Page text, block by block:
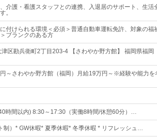
介護・看護スタッフとの連携、入退居のサポート、生活
。
付けられる環境＜必須＞普通自動車運転免許、対象の福
ブランクのある方
津区勘兵衛町2丁目203-4 【さわやか野方館】 福岡県福岡
～さわやか野方館（福岡）月給19万円～※経験や能力を
時間以内) 8:30～17:30（実働8時間/休憩60分）…
制）* GW休暇* 夏季休暇* 冬季休暇 * リフレッシュ…